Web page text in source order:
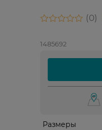
0
1485692
Размеры